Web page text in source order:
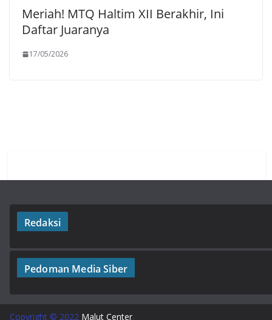
Meriah! MTQ Haltim XII Berakhir, Ini
Daftar Juaranya
17/05/2026
Redaksi
Pedoman Media Siber
Copyright © 2022 Malut Center.